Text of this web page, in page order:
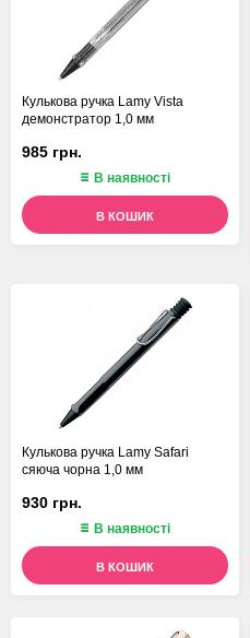
Кулькова ручка Lamy Vista
демонстратор 1,0 мм
985 грн.
В наявності
В КОШИК
Кулькова ручка Lamy Safari
сяюча чорна 1,0 мм
930 грн.
В наявності
В КОШИК